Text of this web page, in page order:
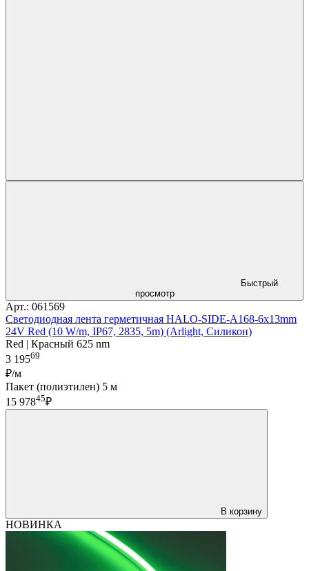
Быстрый
просмотр
Арт.: 061569
Светодиодная лента герметичная HALO-SIDE-A168-6x13mm
24V Red (10 W/m, IP67, 2835, 5m) (Arlight, Силикон)
Red | Красный 625 nm
3 19569
₽/м
Пакет (полиэтилен) 5 м
15 97845₽
В корзину
НОВИНКА